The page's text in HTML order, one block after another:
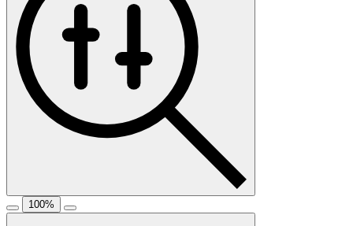
100%